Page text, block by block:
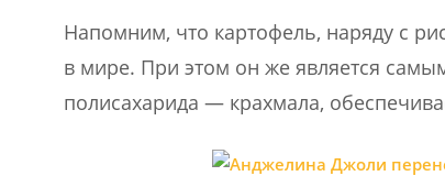
Напомним, что картофель, наряду с
в мире. При этом он же является
полисахарида — крахмала,